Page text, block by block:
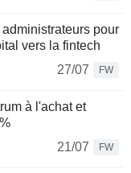
pour
vers la fintech
27/07
FW
à l'achat et
21/07
FW